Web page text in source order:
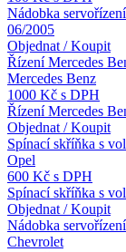
Nádobka
06/2005
Objednat / Koupit
Řízení Mercedes
Mercedes Benz
1000 Kč s DPH
Řízení Mercedes
Objednat / Koupit
Spínací skříňka s
Opel
600 Kč s DPH
Spínací skříňka s
Objednat / Koupit
Nádobka
Chevrolet